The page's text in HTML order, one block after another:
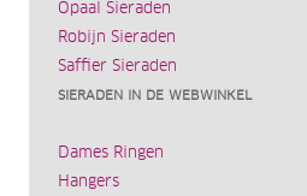
Opaal Sieraden
Robijn Sieraden
Saffier Sieraden
SIERADEN IN DE WEBWINKEL
Dames Ringen
Hangers